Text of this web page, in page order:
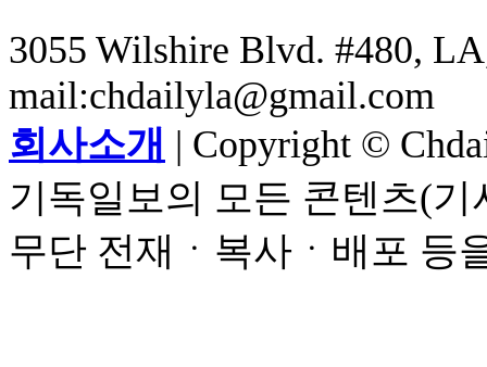
3055 Wilshire Blvd. #480,
mail:chdailyla@gmail.com
회사소개 | Copyright ©
기독일보의 모든 콘텐츠(
무단 전재ㆍ복사ㆍ배포 등